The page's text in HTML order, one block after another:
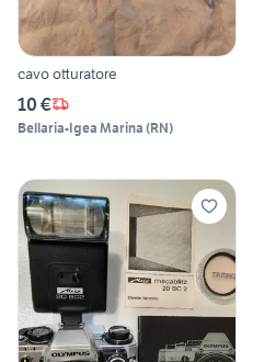
cavo otturatore
10 €
Bellaria-Igea Marina (RN)